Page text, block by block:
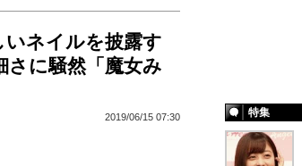
いネイルを披露す
さに騒然「魔女み
2019/06/15 07:30 特集